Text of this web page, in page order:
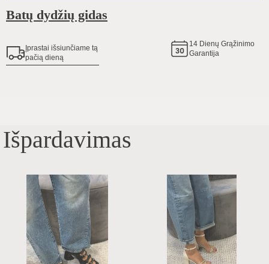
Batų dydžių gidas
Įprastai išsiunčiame tą
pačią dieną
14 Dienų Grąžinimo
Garantija
Išpardavimas